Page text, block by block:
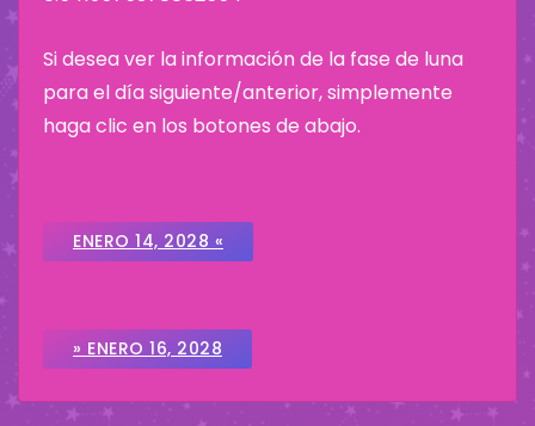
Si desea ver la información de la fase de luna
para el día siguiente/anterior, simplemente
haga clic en los botones de abajo.
ENERO 14, 2028 «
» ENERO 16, 2028